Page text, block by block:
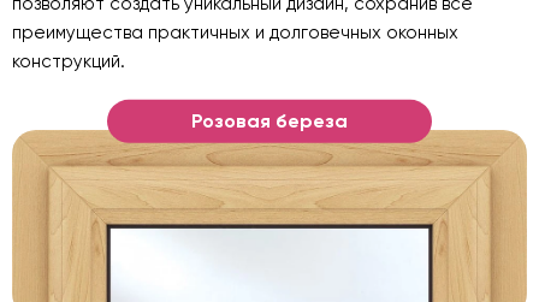
преимущества практичных и долговечных оконных
конструкций.
Розовая береза